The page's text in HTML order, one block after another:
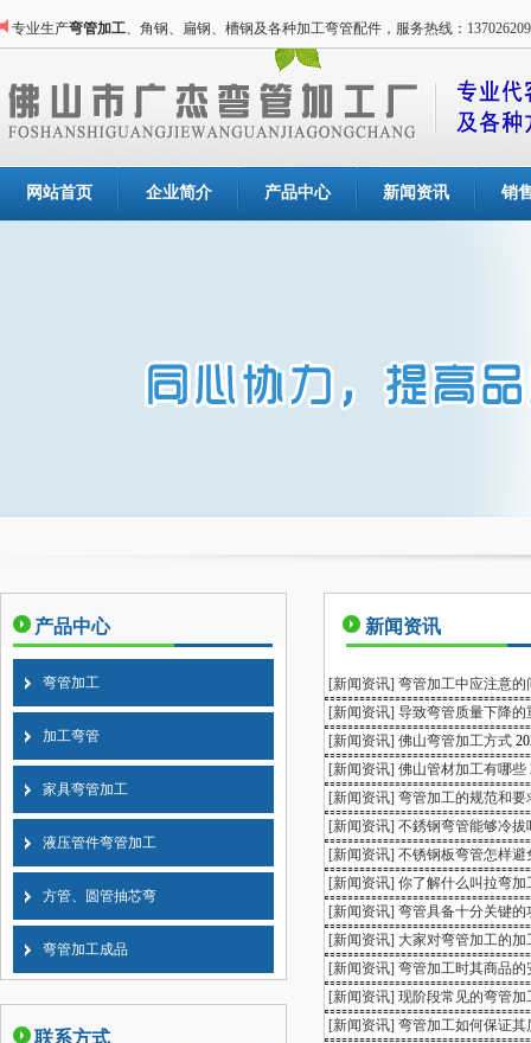
专业生产弯管加工、角钢、扁钢、槽钢及各种加工弯管配件，服务热线：
网站首页 企业简介 产品中心 新闻资讯 销
产品中心
弯管加工
加工弯管
家具弯管加工
液压管件弯管加工
方管、圆管抽芯弯
弯管加工成品
联系方式
新闻资讯
[新闻资讯] 弯管加工中应注意
[新闻资讯] 导致弯管质量下降
[新闻资讯] 佛山弯管加工方式
[新闻资讯] 佛山管材加工有哪些
[新闻资讯] 弯管加工的规范和
[新闻资讯] 不銹钢弯管能够冷
[新闻资讯] 不锈钢板弯管怎样
[新闻资讯] 你了解什么叫拉弯
[新闻资讯] 弯管具备十分关键
[新闻资讯] 大家对弯管加工的
[新闻资讯] 弯管加工时其商品
[新闻资讯] 现阶段常见的弯管
[新闻资讯] 弯管加工如何保证